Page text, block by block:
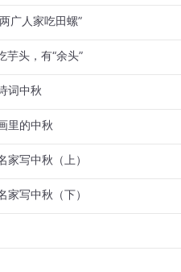
广人家吃田螺”
头，有“余头”
词中秋
里的中秋
写中秋（上）
写中秋（下）